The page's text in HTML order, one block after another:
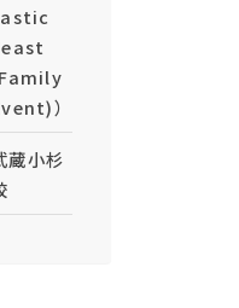
）
蔵小杉